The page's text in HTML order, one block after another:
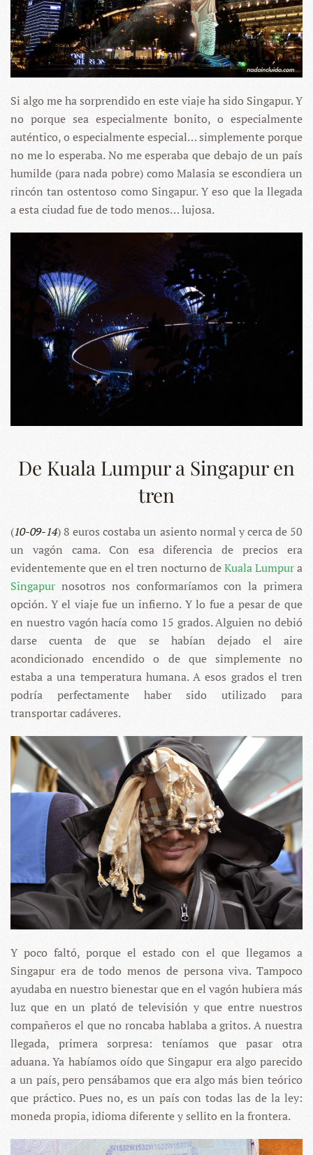
Si algo me ha sorprendido en este viaje ha sido Singapur. Y
no porque sea especialmente bonito, o especialmente
auténtico, o especialmente especial… simplemente porque
no me lo esperaba. No me esperaba que debajo de un país
humilde (para nada pobre) como Malasia se escondiera un
rincón tan ostentoso como Singapur. Y eso que la llegada
a esta ciudad fue de todo menos… lujosa.
De Kuala Lumpur a Singapur en
tren
(10-09-14) 8 euros costaba un asiento normal y cerca de 50
un vagón cama. Con esa diferencia de precios era
evidentemente que en el tren nocturno deKuala Lumpura
Singapur nosotros nos conformaríamos con la primera
opción. Y el viaje fue un infierno. Y lo fue a pesar de que
en nuestro vagón hacía como 15 grados. Alguien no debió
darse cuenta de que se habían dejado el aire
acondicionado encendido o de que simplemente no
estaba a una temperatura humana. A esos grados el tren
podría perfectamente haber sido utilizado para
transportar cadáveres.
Y poco faltó, porque el estado con el que llegamos a
Singapur era de todo menos de persona viva. Tampoco
ayudaba en nuestro bienestar que en el vagón hubiera más
luz que en un plató de televisión y que entre nuestros
compañeros el que no roncaba hablaba a gritos. A nuestra
llegada, primera sorpresa: teníamos que pasar otra
aduana. Ya habíamos oído que Singapur era algo parecido
a un país, pero pensábamos que era algo más bien teórico
que práctico. Pues no, es un país con todas las de la ley:
moneda propia, idioma diferente y sellito en la frontera.